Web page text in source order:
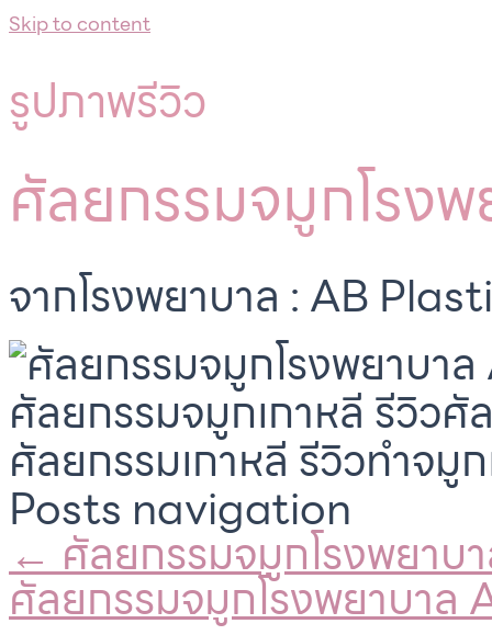
Skip to content
รูปภาพรีวิว
ศัลยกรรมจมูกโรง
จากโรงพยาบาล : AB
Posts navigation
← ศัลยกรรมจมูกโรงพยาบ
ศัลยกรรมจมูกโรงพยาบาล